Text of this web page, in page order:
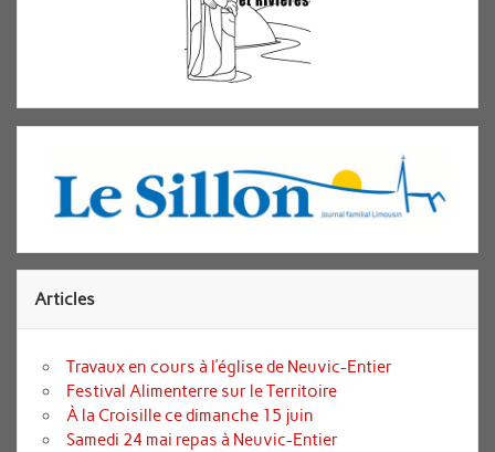
Articles
Travaux en cours à l’église de Neuvic-Entier
Festival Alimenterre sur le Territoire
À la Croisille ce dimanche 15 juin
Samedi 24 mai repas à Neuvic-Entier